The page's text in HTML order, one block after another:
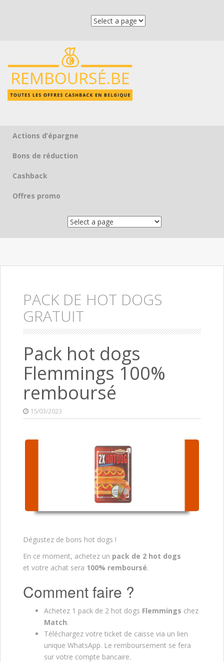
Skip to content
Actions d’épargne
Bons de réduction
Cashback
Offres promo
PACK DE HOT DOGS
GRATUIT
Pack hot dogs
Flemmings 100%
remboursé
15/03/2023
Dégustez de bons hot dogs !
En ce moment, achetez un pack de 2 hot dogs
et votre achat sera 100% remboursé.
Comment faire ?
Achetez 1 pack de 2 hot dogs Flemmings chez
Match.
Téléchargez votre ticket de caisse via un lien
unique WhatsApp. Le remboursement se fera
sur votre compte bancaire.